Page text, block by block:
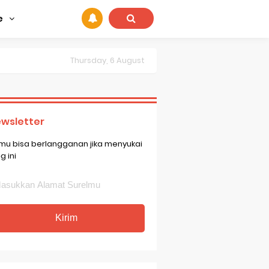
Thursday, 6 August
bisa berlangganan jika menyukai
ini